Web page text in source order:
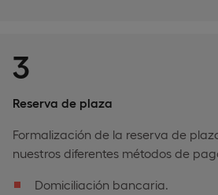
3
Reserva de plaza
Formalización de la reserva de
nuestros diferentes métodos de
Domiciliación bancaria.